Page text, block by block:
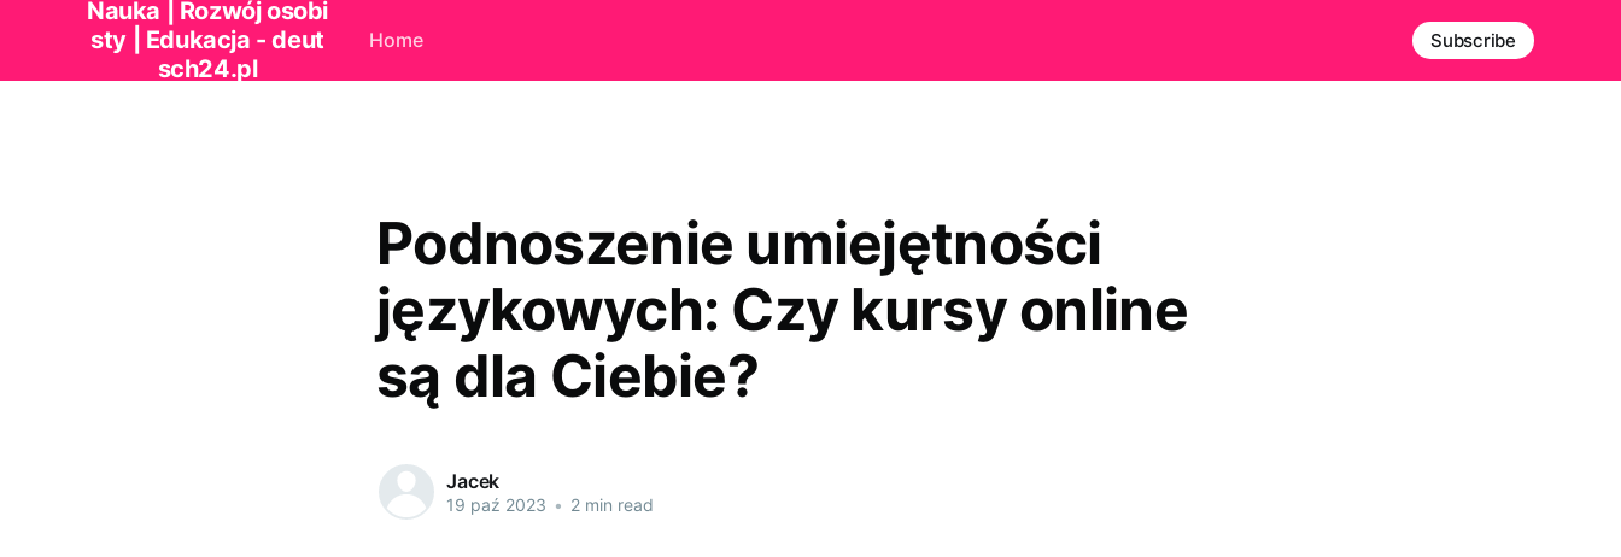
Nauka | Rozwój osobi
sty | Edukacja - deut
sch24.pl
Home Subscribe
Podnoszenie umiejętności
językowych: Czy kursy online
są dla Ciebie?
Jacek
19 paź 2023 • 2 min read